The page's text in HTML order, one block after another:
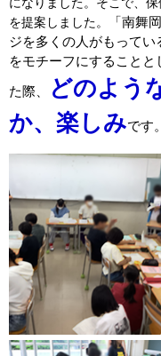
を提案しました。
「南舞
ジを多くの人がもってい
をモチーフにすること
た際、
どのよう
か、楽しみです。